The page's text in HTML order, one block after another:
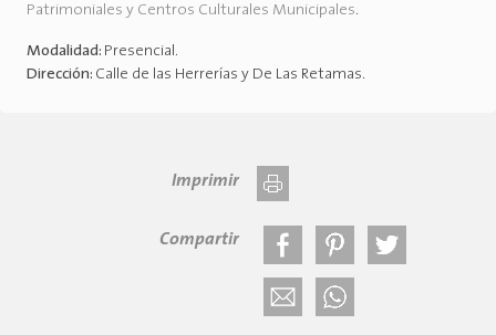
Patrimoniales y Centros Culturales Municipales.
Modalidad: Presencial.
Dirección: Calle de las Herrerías y De Las Retamas.
Imprimir
Compartir